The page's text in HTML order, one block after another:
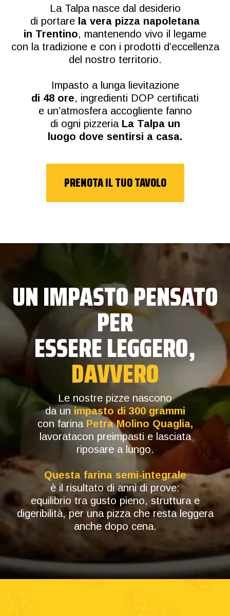
La Talpa nasce dal desiderio
di portare la vera pizza napoletana
in Trentino, mantenendo vivo il legame
con la tradizione e con i prodotti d’eccellenza
del nostro territorio.
Impasto a lunga lievitazione
di 48 ore, ingredienti DOP certificati
e un’atmosfera accogliente fanno
di ogni pizzeria La Talpa un
luogo dove sentirsi a casa.
PRENOTA IL TUO TAVOLO
UN IMPASTO PENSATO
PER
ESSERE LEGGERO,
DAVVERO
Le nostre pizze nascono
da un impasto di 300 grammi
con farina Petra Molino Quaglia,
lavoratacon preimpasti e lasciata
riposare a lungo.
Questa farina semi-integrale
è il risultato di anni di prove:
equilibrio tra gusto pieno, struttura e
digeribilità, per una pizza che resta leggera
anche dopo cena.